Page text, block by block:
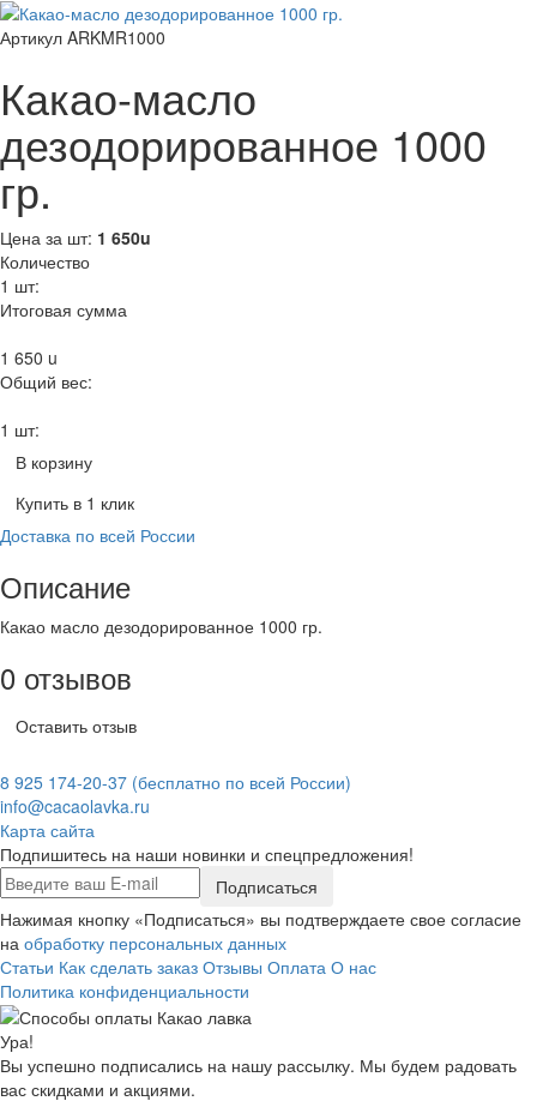
Артикул ARKMR1000
Какао-масло
дезодорированное 1000
гр.
Цена за шт: 1 650u
Количество
1 шт:
Итоговая сумма
1 650 u
Общий вес:
1 шт:
В корзину
Купить в 1 клик
Доставка по всей России
Описание
Какао масло дезодорированное 1000 гр.
0 отзывов
Оставить отзыв
8 925 174-20-37 (бесплатно по всей России)
info@cacaolavka.ru
Карта сайта
Подпишитесь на наши новинки и спецпредложения!
Подписаться
Нажимая кнопку «Подписаться» вы подтверждаете свое согласие
на обработку персональных данных
Статьи Как сделать заказ Отзывы Оплата О нас
Политика конфиденциальности
Ура!
Вы успешно подписались на нашу рассылку. Мы будем радовать
вас скидками и акциями.